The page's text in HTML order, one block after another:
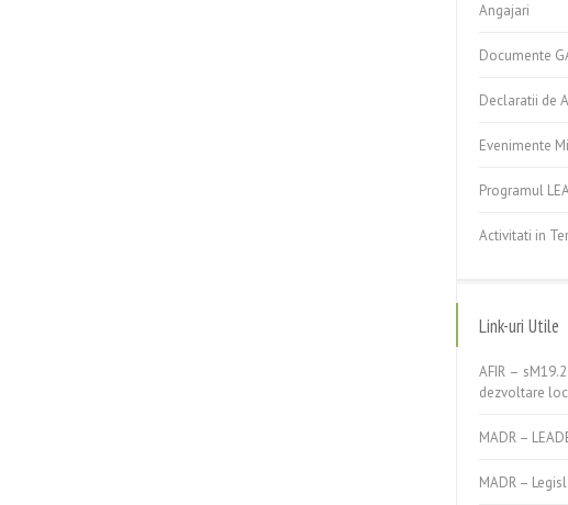
Angajari
Documente
Declaratii de
Evenimente
Programul
Activitati in
Link-uri Utile
AFIR –
dezvoltare
MADR –
MADR –